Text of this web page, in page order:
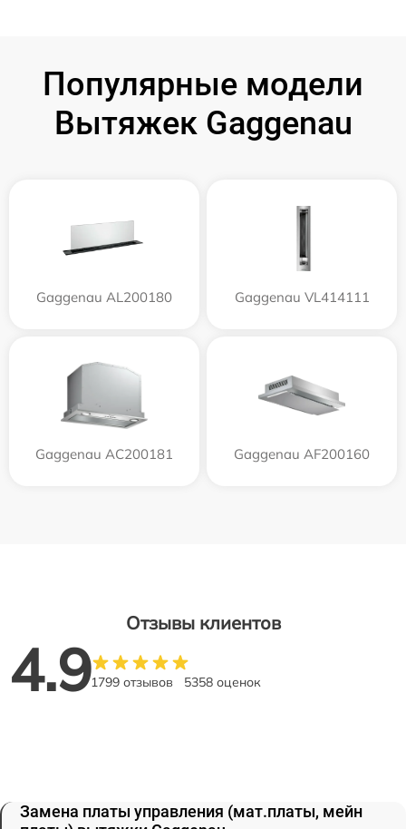
Популярные модели
Вытяжек Gaggenau
Gaggenau AL200180 Gaggenau VL414111
Gaggenau AC200181 Gaggenau AF200160
Отзывы клиентов
4.91799 отзывов 5358 оценок
Замена платы управления (мат.платы, мейн